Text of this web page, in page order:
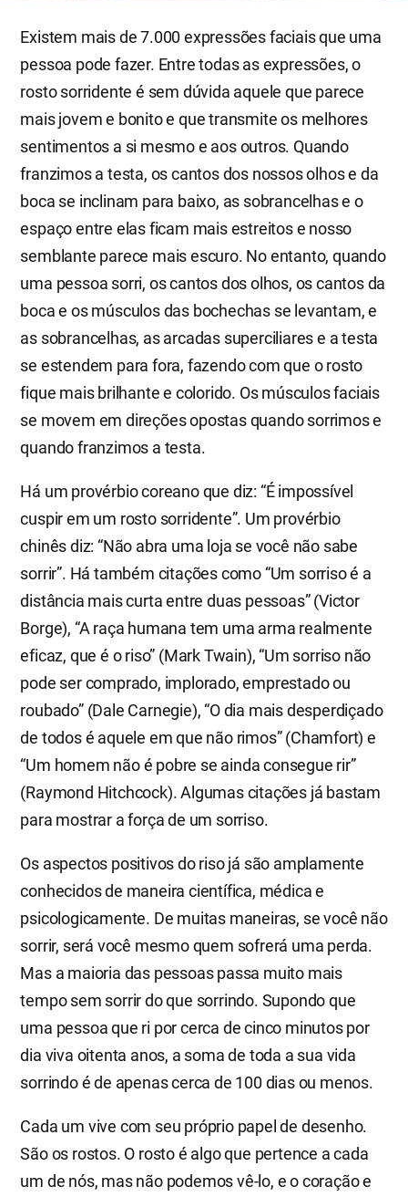
Existem mais de 7.000 expressões faciais que uma
pessoa pode fazer. Entre todas as expressões, o
rosto sorridente é sem dúvida aquele que parece
mais jovem e bonito e que transmite os melhores
sentimentos a si mesmo e aos outros. Quando
franzimos a testa, os cantos dos nossos olhos e da
boca se inclinam para baixo, as sobrancelhas e o
espaço entre elas ficam mais estreitos e nosso
semblante parece mais escuro. No entanto, quando
uma pessoa sorri, os cantos dos olhos, os cantos da
boca e os músculos das bochechas se levantam, e
as sobrancelhas, as arcadas superciliares e a testa
se estendem para fora, fazendo com que o rosto
fique mais brilhante e colorido. Os músculos faciais
se movem em direções opostas quando sorrimos e
quando franzimos a testa.
Há um provérbio coreano que diz: “É impossível
cuspir em um rosto sorridente”. Um provérbio
chinês diz: “Não abra uma loja se você não sabe
sorrir”. Há também citações como “Um sorriso é a
distância mais curta entre duas pessoas” (Victor
Borge), “A raça humana tem uma arma realmente
eficaz, que é o riso” (Mark Twain), “Um sorriso não
pode ser comprado, implorado, emprestado ou
roubado” (Dale Carnegie), “O dia mais desperdiçado
de todos é aquele em que não rimos” (Chamfort) e
“Um homem não é pobre se ainda consegue rir”
(Raymond Hitchcock). Algumas citações já bastam
para mostrar a força de um sorriso.
Os aspectos positivos do riso já são amplamente
conhecidos de maneira científica, médica e
psicologicamente. De muitas maneiras, se você não
sorrir, será você mesmo quem sofrerá uma perda.
Mas a maioria das pessoas passa muito mais
tempo sem sorrir do que sorrindo. Supondo que
uma pessoa que ri por cerca de cinco minutos por
dia viva oitenta anos, a soma de toda a sua vida
sorrindo é de apenas cerca de 100 dias ou menos.
Cada um vive com seu próprio papel de desenho.
São os rostos. O rosto é algo que pertence a cada
um de nós, mas não podemos vê-lo, e o coração e